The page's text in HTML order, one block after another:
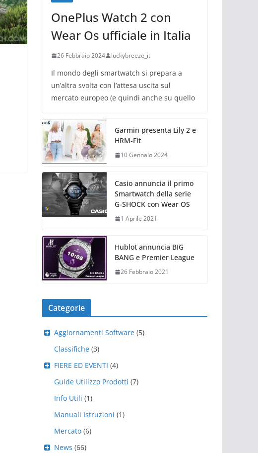
OnePlus Watch 2 con
Wear Os ufficiale in Italia
26 Febbraio 2024 luckybreeze_it
Il mondo degli smartwatch si prepara a
un’altra svolta con l’attesa uscita sul
mercato europeo (e quindi anche su quello
Garmin presenta Lily 2 e
HRM-Fit
10 Gennaio 2024
Casio annuncia il primo
Smartwatch della serie
G-SHOCK con Wear OS
1 Aprile 2021
Hublot annuncia BIG
BANG e Premier League
26 Febbraio 2021
Categorie
Aggiornamenti Software(5)
Classifiche(3)
FIERE ED EVENTI (4)
Guide Utilizzo Prodotti (7)
Info Utili (1)
Manuali Istruzioni (1)
Mercato(6)
News (66)